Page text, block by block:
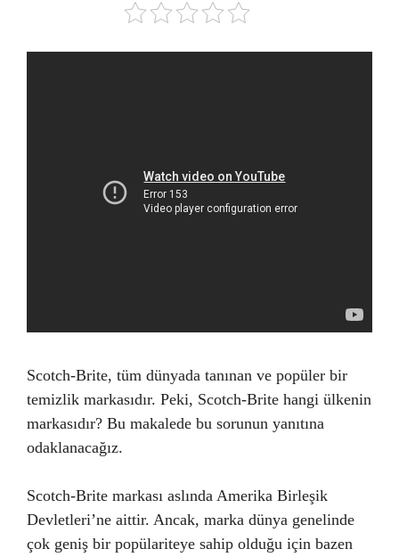
Scotch-Brite, tüm dünyada tanınan ve popüler bir
temizlik markasıdır. Peki, Scotch-Brite hangi ülkenin
markasıdır? Bu makalede bu sorunun yanıtına
odaklanacağız.
Scotch-Brite markası aslında Amerika Birleşik
Devletleri’ne aittir. Ancak, marka dünya genelinde
çok geniş bir popülariteye sahip olduğu için bazen